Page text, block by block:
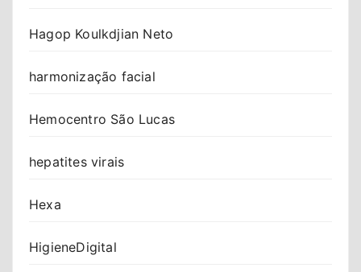
Hagop Koulkdjian Neto
harmonização facial
Hemocentro São Lucas
hepatites virais
Hexa
HigieneDigital